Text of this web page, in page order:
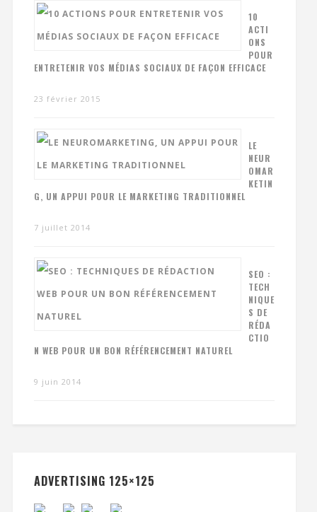
10
ACTI
ONS
POUR
ENTRETENIR VOS MÉDIAS SOCIAUX DE FAÇON EFFICACE
23 février 2015
LE
NEUR
OMAR
KETIN
G, UN APPUI POUR LE MARKETING TRADITIONNEL
7 juillet 2014
SEO :
TECH
NIQUE
S DE
RÉDA
CTIO
N WEB POUR UN BON RÉFÉRENCEMENT NATUREL
9 juin 2014
ADVERTISING 125×125